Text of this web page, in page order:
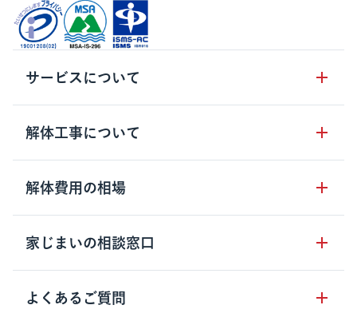
サービスについて
サービスの流れ
サービスのメリット
クラッソーネの自治体連携
解体工事について
解体工事の基礎知識
解体工事に関わる法律
用語集
解体費用の相場
木造住宅の相場
鉄骨造住宅の相場
RC造住宅の相場
家じまいの相談窓口
家じまいの相談窓口
よくあるご質問